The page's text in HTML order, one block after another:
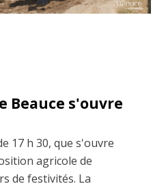
Beauce s'ouvre
17 h 30, que s'ouvre
agricole de
de festivités. La